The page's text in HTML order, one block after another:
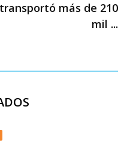
más de 210
mil ...